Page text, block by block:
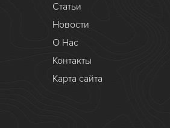
Статьи
Новости
О Нас
Контакты
Карта сайта